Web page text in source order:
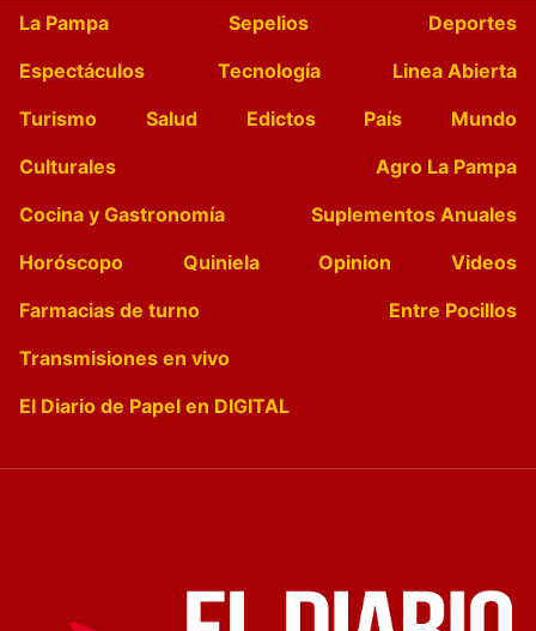
La Pampa Sepelios
Deportes
Espectáculos
Tecnología
Linea Abierta
Turismo
Salud Edictos País
Mundo
Culturales
Agro La Pampa
Cocina y Gastronomía
Suplementos Anuales
Horóscopo
Quiniela Opinion
Videos
Farmacias de turno
Entre Pocillos
Transmisiones en vivo
El Diario de Papel en DIGITAL